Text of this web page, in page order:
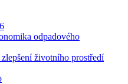
odpadového
životního prostředí